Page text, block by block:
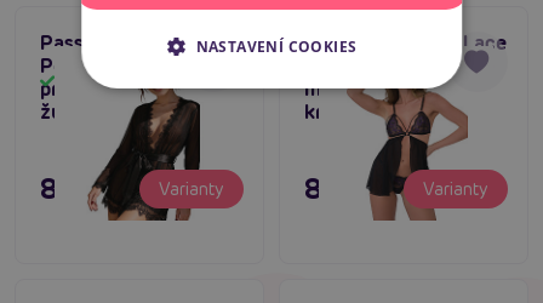
Passion Ophellia
Peignoir (Black),
průsvitný krajkový
župan
Skladem
895 Kč Varianty
Daring Intimates Lace
Embrace Babydoll 2-
In-1 Set (Purple),
krajkový babydoll
895 Kč Varianty
NASTAVENÍ COOKIES